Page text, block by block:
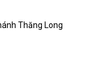
Thăng Long